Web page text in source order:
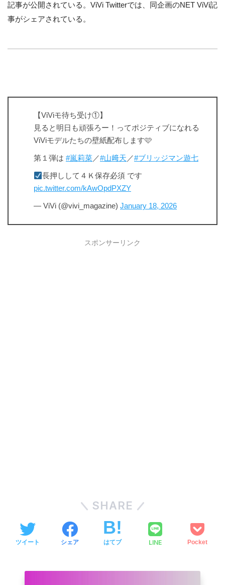
記事が公開されている。ViVi Twitterでは、同企画のNET ViVi記
事がシェアされている。
【ViViモ待ち受け①】
見ると明日も頑張ろー！ってポジティブになれる
ViViモデルたちの壁紙配布します🩷
第１弾は #嵐莉菜／#山﨑天 ／#ブリッジマン遊七
長押しして４Ｋ保存必須 です
pic.twitter.com/kAwOpdPXZY
— ViVi (@vivi_magazine) January 18, 2026
スポンサーリンク
SHARE
ツイート シェア はてブ LINE Pocket